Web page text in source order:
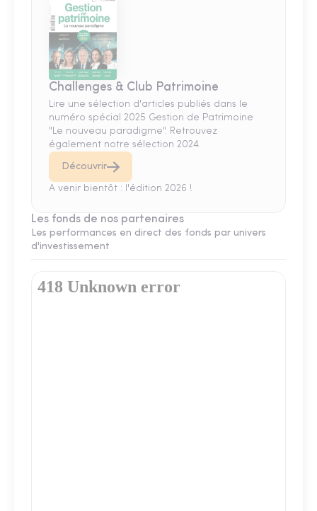
Challenges & Club Patrimoine
Lire une sélection d'articles publiés dans le
numéro spécial 2025 Gestion de Patrimoine
"Le nouveau paradigme". Retrouvez
également notre sélection 2024.
Découvrir
A venir bientôt : l'édition 2026 !
Les fonds de nos partenaires
Les performances en direct des fonds par univers
d'investissement